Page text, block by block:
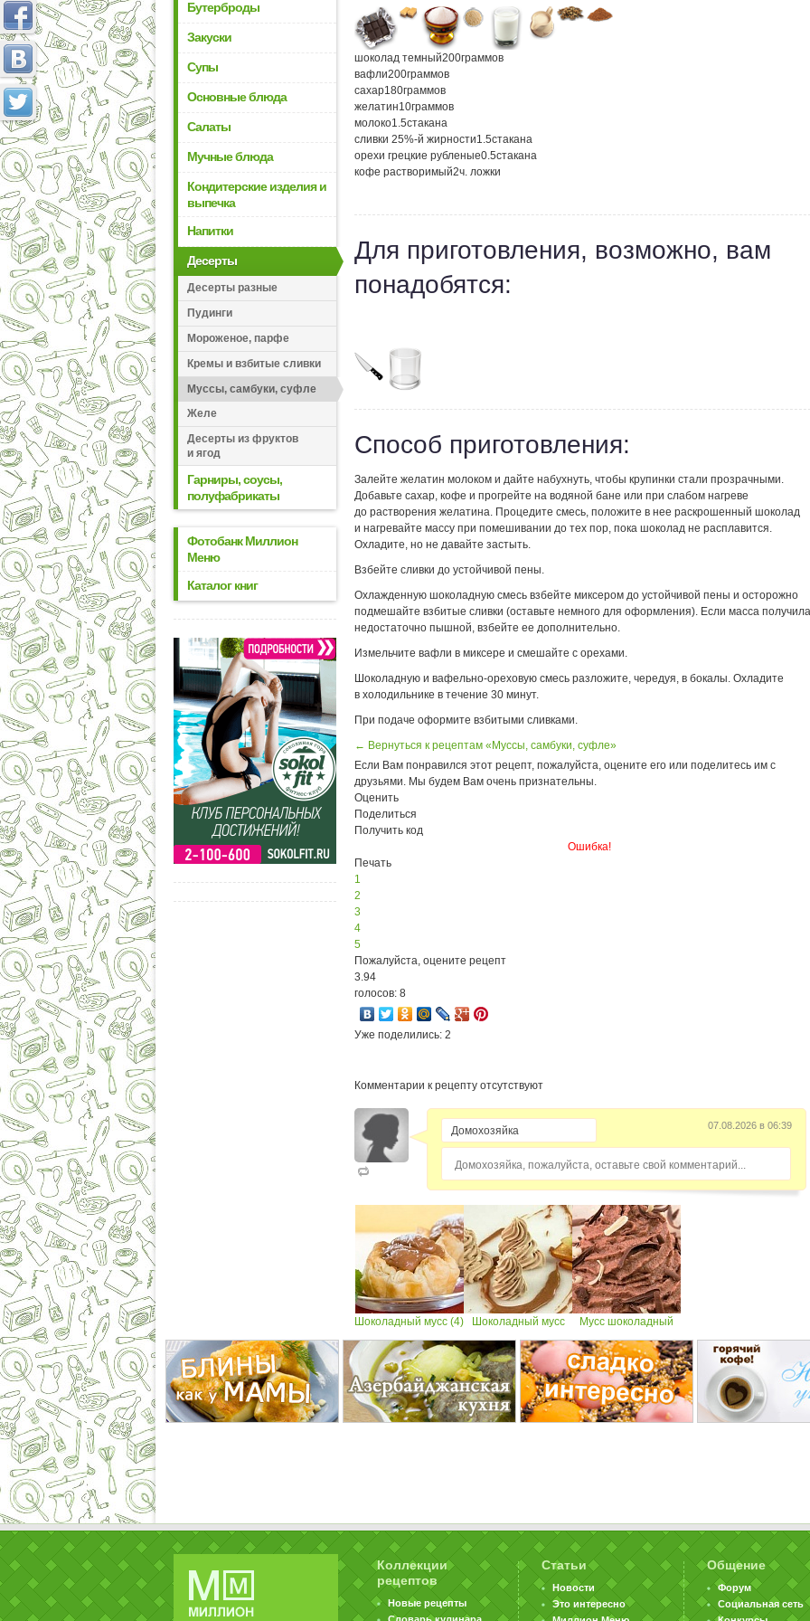
Бутерброды
Закуски
Супы
Основные блюда
Салаты
Мучные блюда
Кондитерские изделия и
выпечка
Напитки
Десерты
Десерты разные
Пудинги
Мороженое, парфе
Кремы и взбитые сливки
Муссы, самбуки, суфле
Желе
Десерты из фруктов
и ягод
Гарниры, соусы,
полуфабрикаты
Фотобанк Миллион
Меню
Каталог книг
шоколад темный200граммов
вафли200граммов
сахар180граммов
желатин10граммов
молоко1.5стакана
сливки 25%-й жирности1.5стакана
орехи грецкие рубленые0.5стакана
кофе растворимый2ч. ложки
Для приготовления, возможно, вам
понадобятся:
Способ приготовления:
Залейте желатин молоком и дайте набухнуть, чтобы крупинки стали прозрачными.
Добавьте сахар, кофе и прогрейте на водяной бане или при слабом нагреве
до растворения желатина. Процедите смесь, положите в нее раскрошенный шоколад
и нагревайте массу при помешивании до тех пор, пока шоколад не расплавится.
Охладите, но не давайте застыть.
Взбейте сливки до устойчивой пены.
Охлажденную шоколадную смесь взбейте миксером до устойчивой пены и осторожно
подмешайте взбитые сливки (оставьте немного для оформления). Если масса
недостаточно пышной, взбейте ее дополнительно.
Измельчите вафли в миксере и смешайте с орехами.
Шоколадную и вафельно-ореховую смесь разложите, чередуя, в бокалы. Охладите
в холодильнике в течение 30 минут.
При подаче оформите взбитыми сливками.
← Вернуться к рецептам «Муссы, самбуки, суфле»
Если Вам понравился этот рецепт, пожалуйста, оцените его или поделитесь им с
друзьями. Мы будем Вам очень признательны.
Оценить
Поделиться
Получить код
Ошибка!
Печать
1
2
3
4
5
Пожалуйста, оцените рецепт
3.94
голосов: 8
Уже поделились: 2
Комментарии к рецепту отсутствуют
07.08.2026 в 06:39
Домохозяйка, пожалуйста, оставьте свой комментарий...
Шоколадный мусс (4) Шоколадный мусс Мусс шоколадный
Коллекции
рецептов
Новые рецепты
Статьи
Новости
Это интересно
Общение
Форум
Социальная сеть